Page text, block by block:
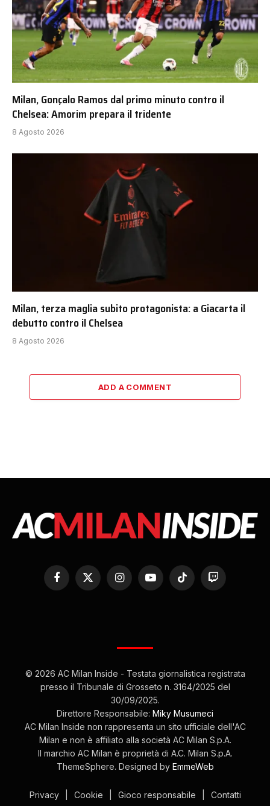
Milan, Gonçalo Ramos dal primo minuto contro il
Chelsea: Amorim prepara il tridente
8 Agosto 2026
Milan, terza maglia subito protagonista: a Giacarta il
debutto contro il Chelsea
8 Agosto 2026
ADD A COMMENT
Facebook
X
(Twitter)
InstagramYouTubeTikTok Twitch
© 2026 AC Milan Inside - Testata giornalistica registrata
presso il Tribunale di Grosseto n. 3164/2025 del
30/09/2025.
Direttore Responsabile: Miky Musumeci
AC Milan Inside non rappresenta un sito ufficiale dell'AC
Milan e non è affiliato alla società AC Milan S.p.A.
Il marchio AC Milan è proprietà di A.C. Milan S.p.A.
ThemeSphere. Designed by EmmeWeb
Privacy Cookie Gioco responsabile Contatti